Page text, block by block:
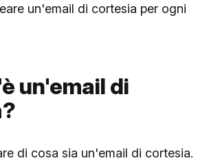
un'email di cortesia per ogni
un'email di
di cosa sia un'email di cortesia.